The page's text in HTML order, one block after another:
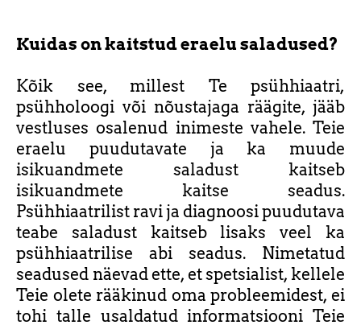
Kuidas on kaitstud eraelu saladused?
Kõik see, millest Te psühhiaatri,
psühholoogi või nõustajaga räägite, jääb
vestluses osalenud inimeste vahele. Teie
eraelu puudutavate ja ka muude
isikuandmete saladust kaitseb
isikuandmete kaitse seadus.
Psühhiaatrilist ravi ja diagnoosi puudutava
teabe saladust kaitseb lisaks veel ka
psühhiaatrilise abi seadus. Nimetatud
seadused näevad ette, et spetsialist, kellele
Teie olete rääkinud oma probleemidest, ei
tohi talle usaldatud informatsiooni Teie